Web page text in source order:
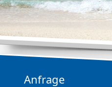
Anfrage